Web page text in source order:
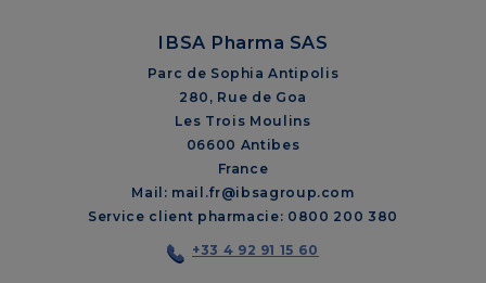
IBSA Pharma SAS
Parc de Sophia Antipolis
280, Rue de Goa
Les Trois Moulins
06600 Antibes
France
Mail: mail.fr@ibsagroup.com
Service client pharmacie: 0800 200 380
+33 4 92 91 15 60